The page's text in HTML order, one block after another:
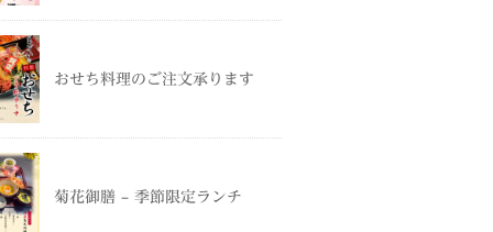
おせち料理のご注文承ります
菊花御膳 – 季節限定ランチ